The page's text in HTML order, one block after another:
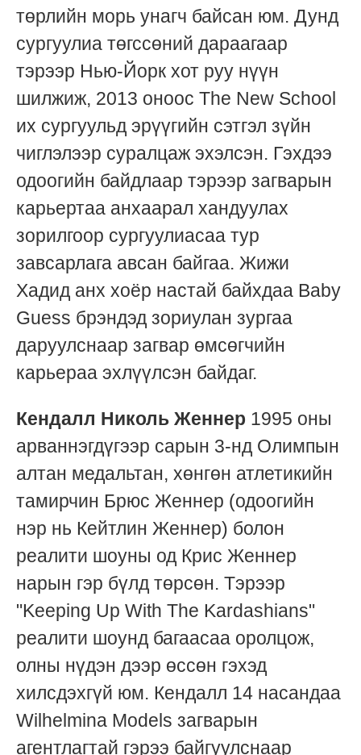
төрлийн морь унагч байсан юм. Дунд
сургуулиа төгссөний дараагаар
тэрээр Нью-Йорк хот руу нүүн
шилжиж, 2013 оноос The New School
их сургуульд эрүүгийн сэтгэл зүйн
чиглэлээр суралцаж эхэлсэн. Гэхдээ
одоогийн байдлаар тэрээр загварын
карьертаа анхаарал хандуулах
зорилгоор сургуулиасаа тур
завсарлага авсан байгаа. Жижи
Хадид анх хоёр настай байхдаа Baby
Guess брэндэд зориулан зургаа
даруулснаар загвар өмсөгчийн
карьераа эхлүүлсэн байдаг.
Кендалл Николь Женнер 1995 оны
арваннэгдүгээр сарын 3-нд Олимпын
алтан медальтан, хөнгөн атлетикийн
тамирчин Брюс Женнер (одоогийн
нэр нь Кейтлин Женнер) болон
реалити шоуны од Крис Женнер
нарын гэр бүлд төрсөн. Тэрээр
"Keeping Up With The Kardashians"
реалити шоунд багаасаа оролцож,
олны нүдэн дээр өссөн гэхэд
хилсдэхгүй юм. Кендалл 14 насандаа
Wilhelmina Models загварын
агентлагтай гэрээ байгуулснаар